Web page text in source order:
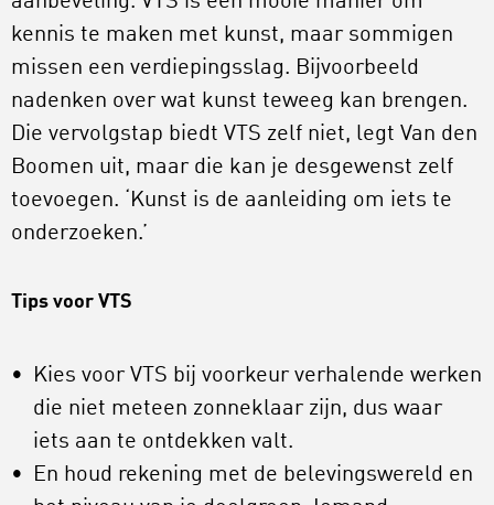
kennis te maken met kunst, maar sommigen
missen een verdiepingsslag. Bijvoorbeeld
nadenken over wat kunst teweeg kan brengen.
Die vervolgstap biedt VTS zelf niet, legt Van den
Boomen uit, maar die kan je desgewenst zelf
toevoegen. ‘Kunst is de aanleiding om iets te
onderzoeken.’
Tips voor VTS
Kies voor VTS bij voorkeur verhalende werken
die niet meteen zonneklaar zijn, dus waar
iets aan te ontdekken valt.
En houd rekening met de belevingswereld en